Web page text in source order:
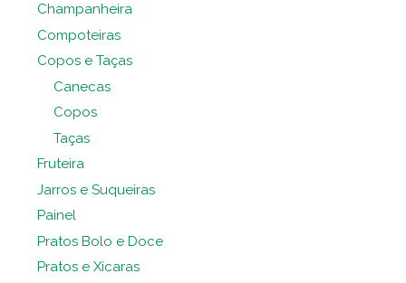
Champanheira
Compoteiras
Copos e Taças
Canecas
Copos
Taças
Fruteira
Jarros e Suqueiras
Painel
Pratos Bolo e Doce
Pratos e Xícaras